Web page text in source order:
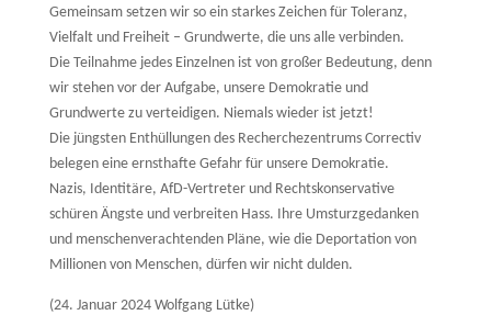
Gemeinsam setzen wir so ein starkes Zeichen für Toleranz,
Vielfalt und Freiheit – Grundwerte, die uns alle verbinden.
Die Teilnahme jedes Einzelnen ist von großer Bedeutung, denn
wir stehen vor der Aufgabe, unsere Demokratie und
Grundwerte zu verteidigen. Niemals wieder ist jetzt!
Die jüngsten Enthüllungen des Recherchezentrums Correctiv
belegen eine ernsthafte Gefahr für unsere Demokratie.
Nazis, Identitäre, AfD-Vertreter und Rechtskonservative
schüren Ängste und verbreiten Hass. Ihre Umsturzgedanken
und menschenverachtenden Pläne, wie die Deportation von
Millionen von Menschen, dürfen wir nicht dulden.
(24. Januar 2024 Wolfgang Lütke)